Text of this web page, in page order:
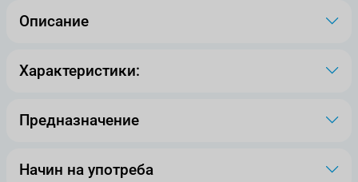
Описание
Характеристики:
Предназначение
Начин на употреба